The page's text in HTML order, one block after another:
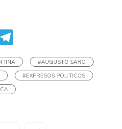
Facebook
#AUGUSTO SARO
#EXPRESOS POLITICOS